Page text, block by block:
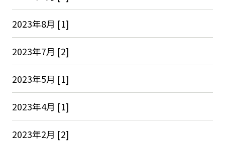
2023年8月 [1]
2023年7月 [2]
2023年5月 [1]
2023年4月 [1]
2023年2月 [2]